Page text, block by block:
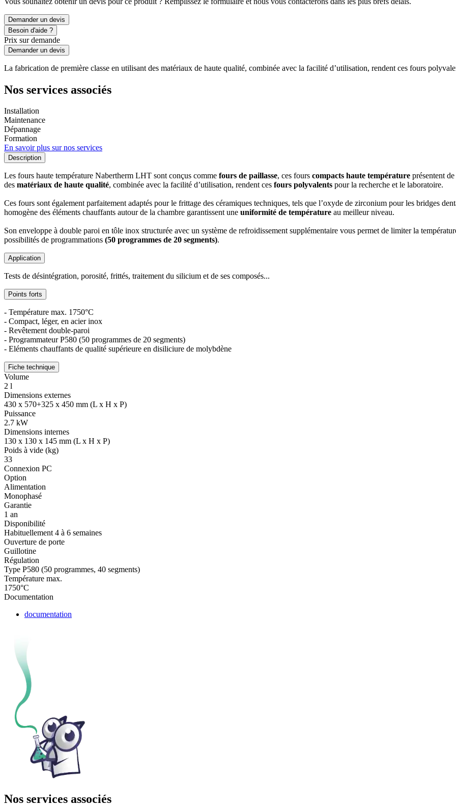
Demander un devis
Besoin d'aide ?
Prix sur demande
Demander un devis
La fabrication de première classe en utilisant des matériaux de haute qualité, combinée avec la facilité d’utilisation, rendent ces fours
Nos services associés
Installation
Maintenance
Dépannage
Formation
En savoir plus sur nos services
Description
Les fours haute température Nabertherm LHT sont conçus comme fours de paillasse, ces fours compacts haute température présentent
des matériaux de haute qualité, combinée avec la facilité d’utilisation, rendent ces fours polyvalents pour la recherche et le laboratoire.
Ces fours sont également parfaitement adaptés pour le frittage des céramiques techniques, tels que l’oxyde de zirconium pour les bridges
homogène des éléments chauffants autour de la chambre garantissent une uniformité de température au meilleur niveau.
Son enveloppe à double paroi en tôle inox structurée avec un système de refroidissement supplémentaire vous permet de limiter la
possibilités de programmations (50 programmes de 20 segments).
Application
Tests de désintégration, porosité, frittés, traitement du silicium et de ses composés...
Points forts
- Température max. 1750°C
- Compact, léger, en acier inox
- Revêtement double-paroi
- Programmateur P580 (50 programmes de 20 segments)
- Eléments chauffants de qualité supérieure en disiliciure de molybdène
Fiche technique
Volume
2 l
Dimensions externes
430 x 570+325 x 450 mm (L x H x P)
Puissance
2.7 kW
Dimensions internes
130 x 130 x 145 mm (L x H x P)
Poids à vide (kg)
33
Connexion PC
Option
Alimentation
Monophasé
Garantie
1 an
Disponibilité
Habituellement 4 à 6 semaines
Ouverture de porte
Guillotine
Régulation
Type P580 (50 programmes, 40 segments)
Température max.
1750°C
Documentation
documentation
Nos services associés